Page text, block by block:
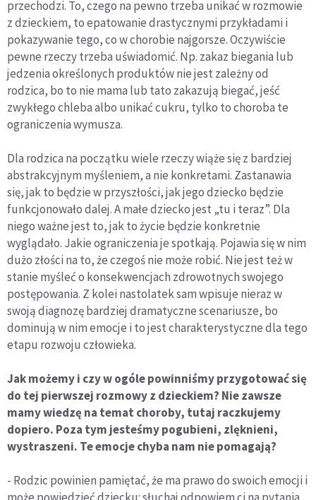
przechodzi. To, czego na pewno trzeba unikać w rozmowie
z dzieckiem, to epatowanie drastycznymi przykładami i
pokazywanie tego, co w chorobie najgorsze. Oczywiście
pewne rzeczy trzeba uświadomić. Np. zakaz biegania lub
jedzenia określonych produktów nie jest zależny od
rodzica, bo to nie mama lub tato zakazują biegać, jeść
zwykłego chleba albo unikać cukru, tylko to choroba te
ograniczenia wymusza.
Dla rodzica na początku wiele rzeczy wiąże się z bardziej
abstrakcyjnym myśleniem, a nie konkretami. Zastanawia
się, jak to będzie w przyszłości, jak jego dziecko będzie
funkcjonowało dalej. A małe dziecko jest „tu i teraz”. Dla
niego ważne jest to, jak to życie będzie konkretnie
wyglądało. Jakie ograniczenia je spotkają. Pojawia się w nim
dużo złości na to, że czegoś nie może robić. Nie jest też w
stanie myśleć o konsekwencjach zdrowotnych swojego
postępowania. Z kolei nastolatek sam wpisuje nieraz w
swoją diagnozę bardziej dramatyczne scenariusze, bo
dominują w nim emocje i to jest charakterystyczne dla tego
etapu rozwoju człowieka.
Jak możemy i czy w ogóle powinniśmy przygotować się
do tej pierwszej rozmowy z dzieckiem? Nie zawsze
mamy wiedzę na temat choroby, tutaj raczkujemy
dopiero. Poza tym jesteśmy pogubieni, zlęknieni,
wystraszeni. Te emocje chyba nam nie pomagają?
- Rodzic powinien pamiętać, że ma prawo do swoich emocji i